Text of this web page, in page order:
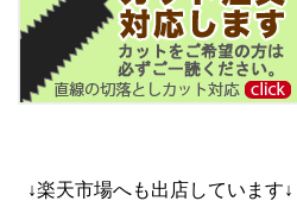
↓楽天市場へも出店しています↓